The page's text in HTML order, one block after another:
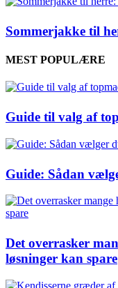
Sommerjakke til
MEST POPULÆRE
Guide til valg af
Guide: Sådan
Det overrasker
løsninger kan spare